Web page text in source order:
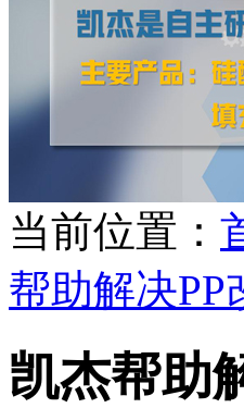
当前位置：
帮助解决
凯杰帮助